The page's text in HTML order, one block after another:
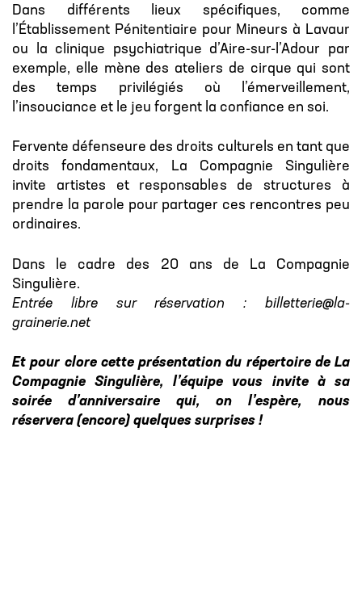
Dans différents lieux spécifiques, comme
l’Établissement Pénitentiaire pour Mineurs à Lavaur
ou la clinique psychiatrique d’Aire-sur-l’Adour par
exemple, elle mène des ateliers de cirque qui sont
des temps privilégiés où l’émerveillement,
l’insouciance et le jeu forgent la confiance en soi.
Fervente défenseure des droits culturels en tant que
droits fondamentaux, La Compagnie Singulière
invite artistes et responsables de structures à
prendre la parole pour partager ces rencontres peu
ordinaires.
Dans le cadre des 20 ans de La Compagnie
Singulière.
Entrée libre sur réservation : billetterie@la-
grainerie.net
Et pour clore cette présentation du répertoire de La
Compagnie Singulière, l’équipe vous invite à sa
soirée d’anniversaire qui, on l’espère, nous
réservera (encore) quelques surprises !